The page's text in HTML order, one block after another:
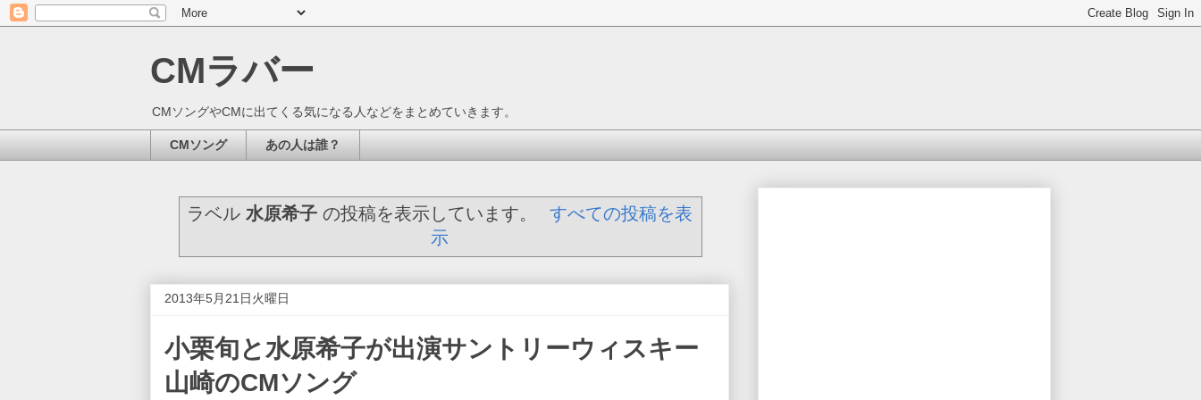
CMラバー
CMソングやCMに出てくる気になる人などをまとめていきます。
CMソング あの人は誰？
ラベル 水原希子 の投稿を表示しています。
すべての投稿を表
示
2013年5月21日火曜日
小栗旬と水原希子が出演サントリーウィスキー
山崎のCMソング